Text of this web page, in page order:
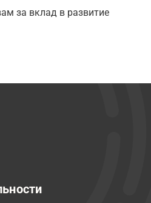
за вклад в развитие